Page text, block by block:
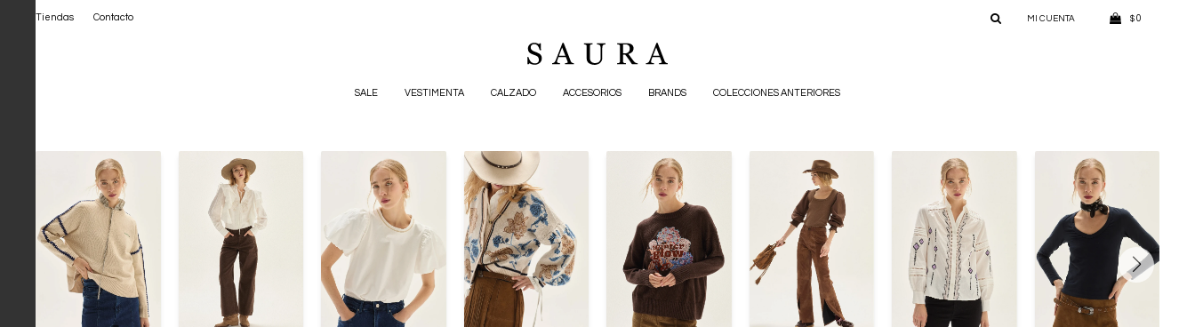
SALE VESTIMENTA CALZADO ACCESORIOS BRANDS COLECCIONES ANTERIORES
$ 0
Tiendas Contacto